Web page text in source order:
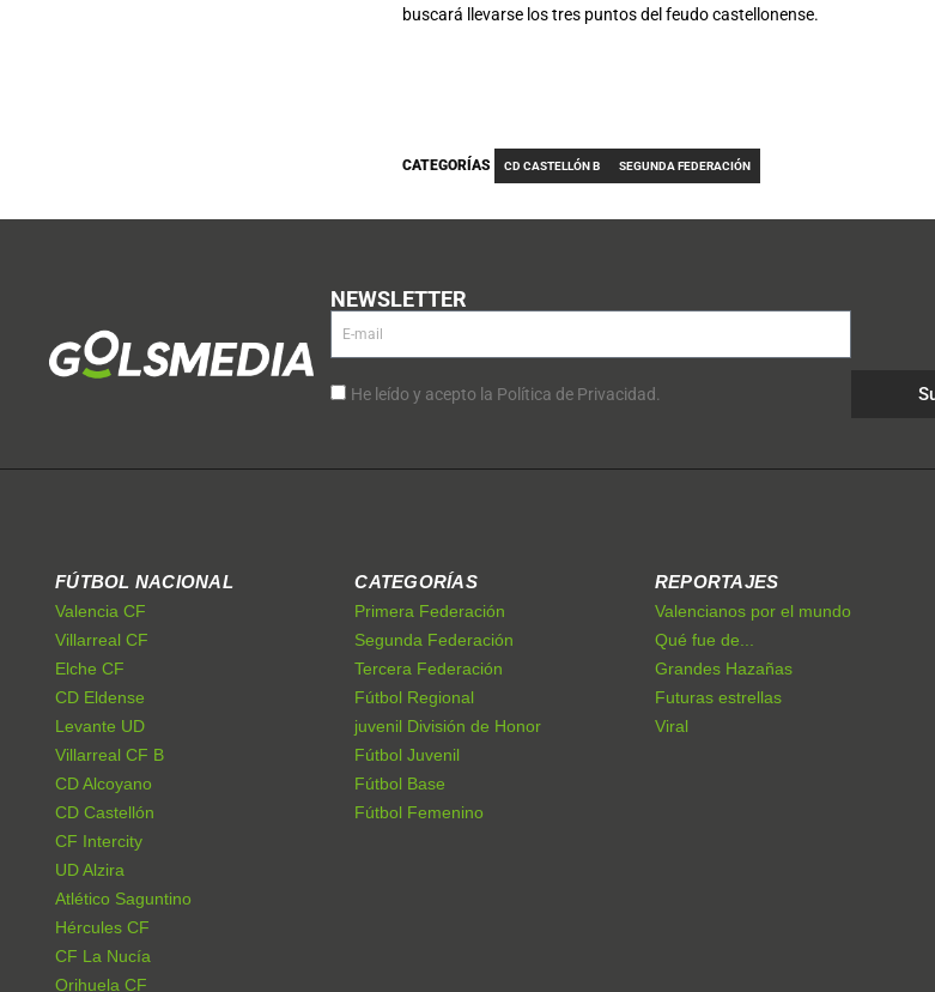
buscará llevarse los tres puntos del feudo castellonense.
CATEGORÍAS CD CASTELLÓN B SEGUNDA FEDERACIÓN
NEWSLETTER
He leído y acepto la Política de Privacidad.
FÚTBOL NACIONAL
Valencia CF
Villarreal CF
Elche CF
CD Eldense
Levante UD
Villarreal CF B
CD Alcoyano
CD Castellón
CF Intercity
UD Alzira
Atlético Saguntino
Hércules CF
CF La Nucía
Orihuela CF
CATEGORÍAS
Primera Federación
Segunda Federación
Tercera Federación
Fútbol Regional
juvenil División de Honor
Fútbol Juvenil
Fútbol Base
Fútbol Femenino
REPORTAJES
Valencianos por el mundo
Qué fue de...
Grandes Hazañas
Futuras estrellas
Viral